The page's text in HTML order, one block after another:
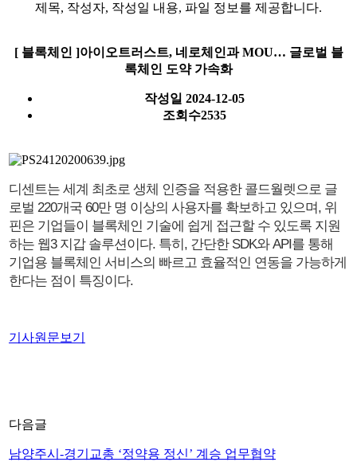
제목, 작성자, 작성일 내용, 파일 정보를 제공합니다.
[ 블록체인 ]아이오트러스트, 네로체인과 MOU… 글로벌 블
록체인 도약 가속화
작성일 2024-12-05
조회수2535
디센트는 세계 최초로 생체 인증을 적용한 콜드월렛으로 글
로벌 220개국 60만 명 이상의 사용자를 확보하고 있으며, 위
핀은 기업들이 블록체인 기술에 쉽게 접근할 수 있도록 지원
하는 웹3 지갑 솔루션이다. 특히, 간단한 SDK와 API를 통해
기업용 블록체인 서비스의 빠르고 효율적인 연동을 가능하게
한다는 점이 특징이다.
기사원문보기
다음글
남양주시-경기교총 ‘정약용 정신’ 계승 업무협약